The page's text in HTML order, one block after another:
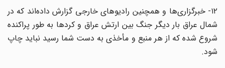
۱۲- خبرگزاری‌ها و همچنین رادیوهای خارجی گزارش داده‌اند که در
شمال عراق بار دیگر جنگ بین ارتش عراق و کردها به طور پراکنده
شروع شده که از هر منبع و مأخذی به دست شما رسید نباید چاپ
شود.